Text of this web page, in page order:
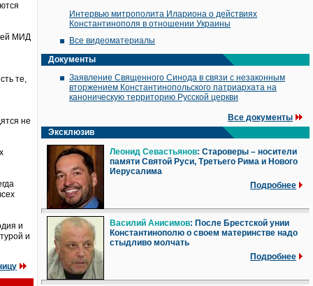
МИД
те,
не
и
и
Интервью митрополита Илариона о действиях
Константинополя в отношении Украины
Все видеоматериалы
Документы
Заявление Священного Синода в связи с незаконным
вторжением Константинопольского патриархата на
каноническую территорию Русской церкви
Все документы
Эксклюзив
Леонид Севастьянов: Староверы – носители
памяти Святой Руси, Третьего Рима и Нового
Иерусалима
Подробнее
Василий Анисимов: После Брестской унии
Константинополю о своем материнстве надо
стыдливо молчать
Подробнее